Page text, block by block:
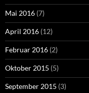
Mai 2016 (7)
April 2016 (12)
Februar 2016 (2)
Oktober 2015 (5)
September 2015 (3)